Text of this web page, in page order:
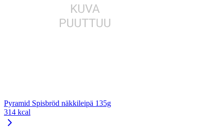
Pyramid Spisbröd näkkileipä 135g
314 kcal